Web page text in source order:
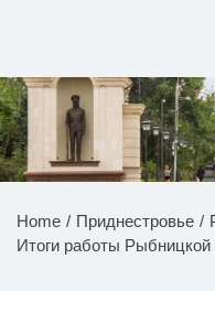
НОВОСТИ
Home Приднестровье
Итоги работы Рыбницкой